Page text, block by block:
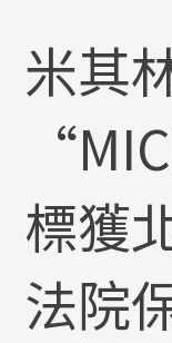
米其
標獲
法院